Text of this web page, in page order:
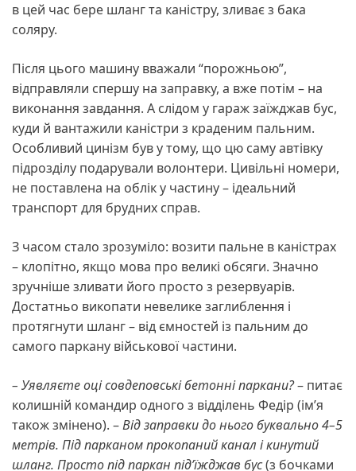
в цей час бере шланг та каністру, зливає з бака
соляру.
Після цього машину вважали “порожньою”,
відправляли спершу на заправку, а вже потім – на
виконання завдання. А слідом у гараж заїжджав бус,
куди й вантажили каністри з краденим пальним.
Особливий цинізм був у тому, що цю саму автівку
підрозділу подарували волонтери. Цивільні номери,
не поставлена на облік у частину – ідеальний
транспорт для брудних справ.
З часом стало зрозуміло: возити пальне в каністрах
– клопітно, якщо мова про великі обсяги. Значно
зручніше зливати його просто з резервуарів.
Достатньо викопати невелике заглиблення і
протягнути шланг – від ємностей із пальним до
самого паркану військової частини.
– Уявляєте оці совдеповські бетонні паркани?– питає
колишній командир одного з відділень Федір (ім’я
також змінено). –Від заправки до нього буквально 4–5
метрів. Під парканом прокопаний канал і кинутий
шланг. Просто під паркан під’їжджав бус(з бочками